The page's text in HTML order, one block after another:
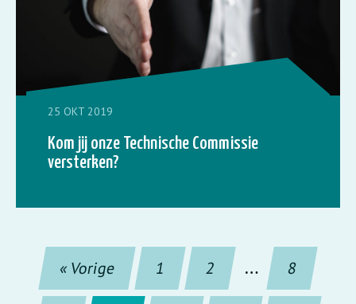
25 OKT 2019
Kom jij onze Technische Commissie
versterken?
« Vorige 1 2 … 8